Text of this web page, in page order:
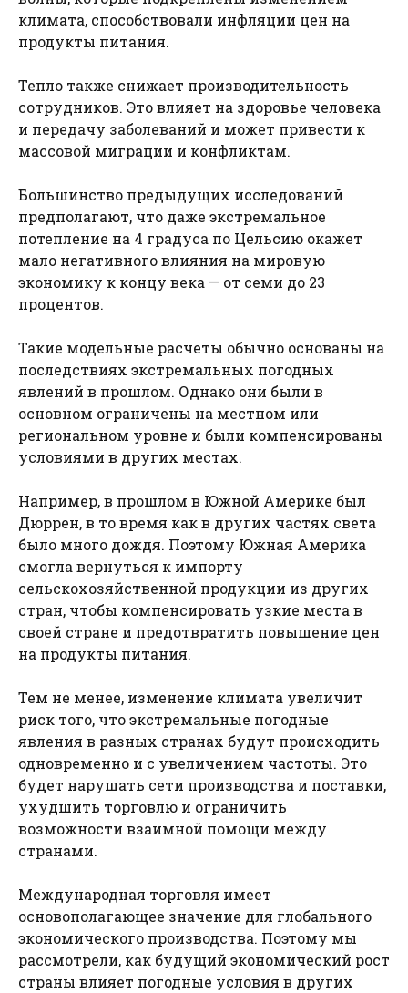
климата, способствовали инфляции цен на
продукты питания.
Тепло также снижает производительность
сотрудников. Это влияет на здоровье человека
и передачу заболеваний и может привести к
массовой миграции и конфликтам.
Большинство предыдущих исследований
предполагают, что даже экстремальное
потепление на 4 градуса по Цельсию окажет
мало негативного влияния на мировую
экономику к концу века — от семи до 23
процентов.
Такие модельные расчеты обычно основаны на
последствиях экстремальных погодных
явлений в прошлом. Однако они были в
основном ограничены на местном или
региональном уровне и были компенсированы
условиями в других местах.
Например, в прошлом в Южной Америке был
Дюррен, в то время как в других частях света
было много дождя. Поэтому Южная Америка
смогла вернуться к импорту
сельскохозяйственной продукции из других
стран, чтобы компенсировать узкие места в
своей стране и предотвратить повышение цен
на продукты питания.
Тем не менее, изменение климата увеличит
риск того, что экстремальные погодные
явления в разных странах будут происходить
одновременно и с увеличением частоты. Это
будет нарушать сети производства и поставки,
ухудшить торговлю и ограничить
возможности взаимной помощи между
странами.
Международная торговля имеет
основополагающее значение для глобального
экономического производства. Поэтому мы
рассмотрели, как будущий экономический рост
страны влияет погодные условия в других